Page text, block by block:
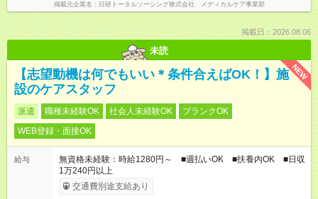
掲載元企業名 日研トータルソーシング株式会社 メディカルケア事業部
掲載日：2026.08.06
未読
NEW
【志望動機は何でもいい＊条件合えばOK！】施
設のケアスタッフ
派遣 職種未経験OK 社会人未経験OK
ブランクOK
WEB登録・面接OK
給与
無資格未経験：時給1280円～ ■週払いOK ■扶養内OK ■日収
1万240円以上
交通費別途支給あり